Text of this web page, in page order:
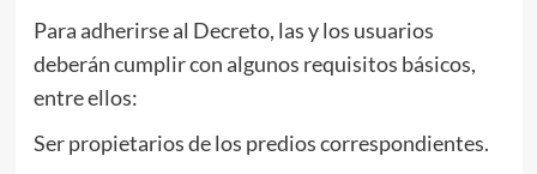
Para adherirse al Decreto, las y los usuarios
deberán cumplir con algunos requisitos básicos,
entre ellos:
Ser propietarios de los predios correspondientes.